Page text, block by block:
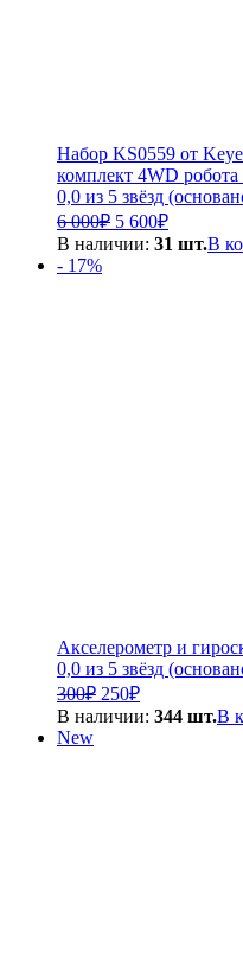
Набор KS0559 от
комплект 4WD
0,0 из 5 звёзд
6 000₽ Первоначальная
цена
5 600₽Текущая
цена:
В наличии: 31 шт.В
- 17%
Акселерометр и
0,0 из 5 звёзд
300₽ Первоначальная
цена
250₽Текущая
цена:
В наличии: 344 шт.В
New